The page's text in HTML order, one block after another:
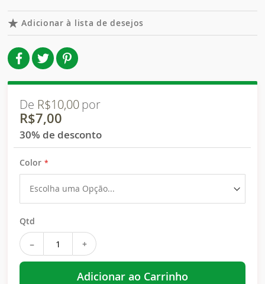
Adicionar à lista de desejos
De R$10,00por
R$7,00
30% de desconto
Color
Qtd
− +
Adicionar ao Carrinho